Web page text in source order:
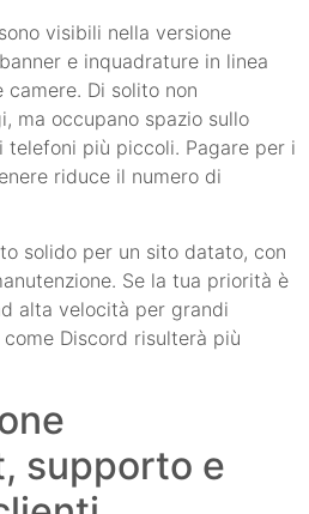
visibili nella versione
e inquadrature in linea
Di solito non
ma occupano spazio sullo
telefoni più piccoli. Pagare per i
riduce il numero di
solido per un sito datato, con
Se la tua priorità è
alta velocità per grandi
Discord risulterà più
supporto e